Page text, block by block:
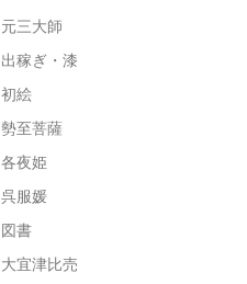
元三大師
出稼ぎ・漆
初絵
勢至菩薩
各夜姫
呉服媛
図書
大宜津比売